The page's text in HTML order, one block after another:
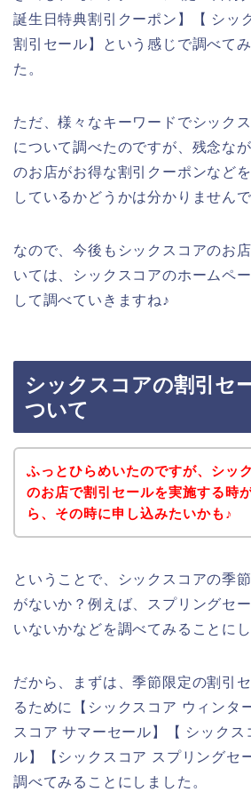
誕生日特典割引クーポン】【 シッ
割引セール】という感じで調べて
た。
ただ、様々なキーワードでシック
について調べたのですが、残念な
のお店がお得な割引クーポンなど
しているかどうかは分かりませんで
なので、今後もシックスコアのお
いては、シックスコアのホームペ
して調べていきますね♪
シックスコアの割引セ
ついて
ふっとひらめいたのですが、シッ
のお店で割引セールを実施する時
ら、その時に申し込みたいかも♪
ということで、シックスコアの季
がないか？例えば、スプリングセ
いないかなどを調べてみることにし
だから、まずは、季節限定の割引
るために【シックスコア ウィンタ
スコア サマーセール】【 シックス
ル】【シックスコア スプリングセ
調べてみることにしました。